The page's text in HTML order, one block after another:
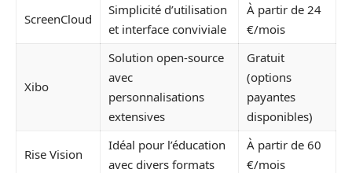
ScreenCloud
Simplicité d’utilisation
et interface conviviale
À partir de 24
€/mois
Xibo
Solution open-source
avec
personnalisations
extensives
Gratuit
(options
payantes
disponibles)
Rise Vision
Idéal pour l’éducation
avec divers formats
À partir de 60
€/mois